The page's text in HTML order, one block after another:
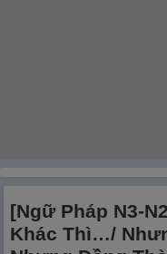
[Ngữ Pháp N3-
Khác Thì…/